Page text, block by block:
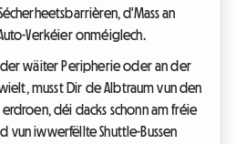
d'Mass an
Verkéier onméiglech.
der wäiter Peripherie oder an der
musst Dir de Albtraum vun den
déi dacks schonn am fréie
vun iwwerfëllte Shuttle-Bussen